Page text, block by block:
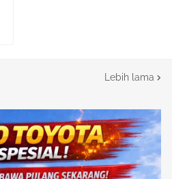
Lebih lama